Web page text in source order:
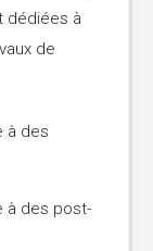
dédiées à
de
à des
à des post-